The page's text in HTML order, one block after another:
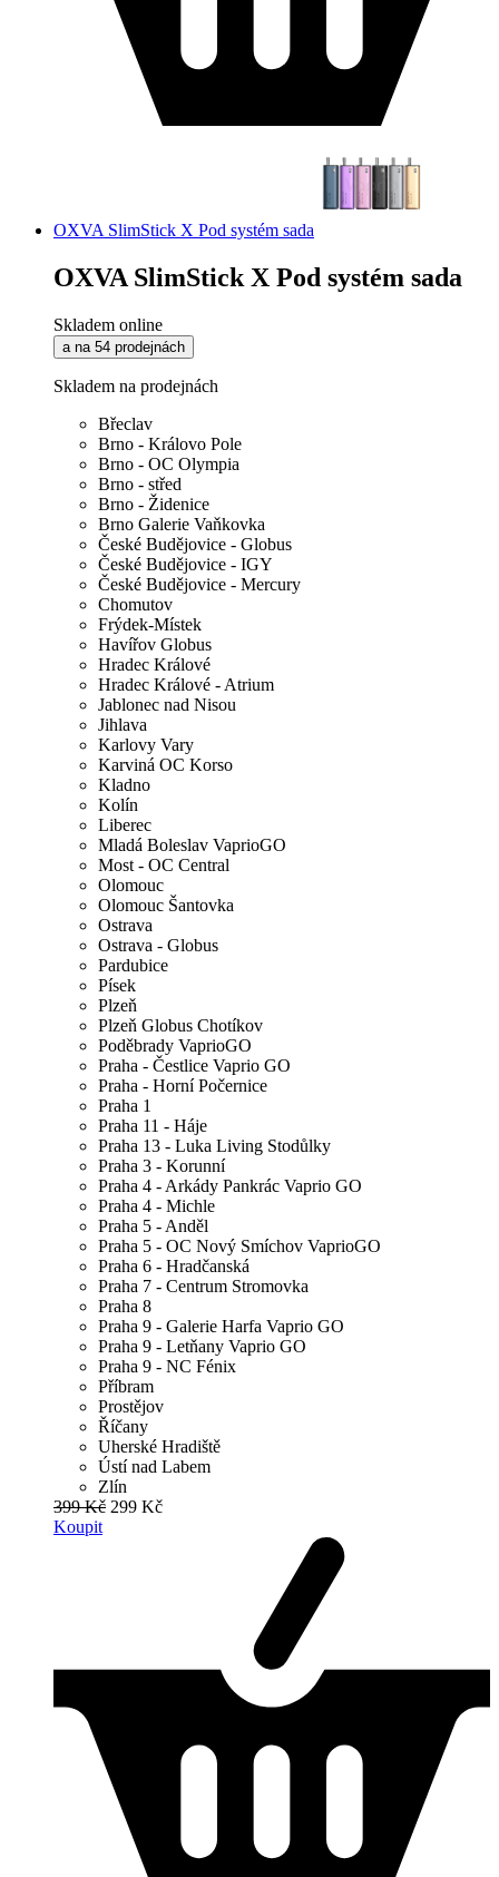
OXVA SlimStick X Pod systém sada
OXVA SlimStick X Pod systém sada
Skladem online
a na 54 prodejnách
Skladem na prodejnách
Břeclav
Brno - Královo Pole
Brno - OC Olympia
Brno - střed
Brno - Židenice
Brno Galerie Vaňkovka
České Budějovice - Globus
České Budějovice - IGY
České Budějovice - Mercury
Chomutov
Frýdek-Místek
Havířov Globus
Hradec Králové
Hradec Králové - Atrium
Jablonec nad Nisou
Jihlava
Karlovy Vary
Karviná OC Korso
Kladno
Kolín
Liberec
Mladá Boleslav VaprioGO
Most - OC Central
Olomouc
Olomouc Šantovka
Ostrava
Ostrava - Globus
Pardubice
Písek
Plzeň
Plzeň Globus Chotíkov
Poděbrady VaprioGO
Praha - Čestlice Vaprio GO
Praha - Horní Počernice
Praha 1
Praha 11 - Háje
Praha 13 - Luka Living Stodůlky
Praha 3 - Korunní
Praha 4 - Arkády Pankrác Vaprio GO
Praha 4 - Michle
Praha 5 - Anděl
Praha 5 - OC Nový Smíchov VaprioGO
Praha 6 - Hradčanská
Praha 7 - Centrum Stromovka
Praha 8
Praha 9 - Galerie Harfa Vaprio GO
Praha 9 - Letňany Vaprio GO
Praha 9 - NC Fénix
Příbram
Prostějov
Říčany
Uherské Hradiště
Ústí nad Labem
Zlín
399 Kč 299 Kč
Koupit